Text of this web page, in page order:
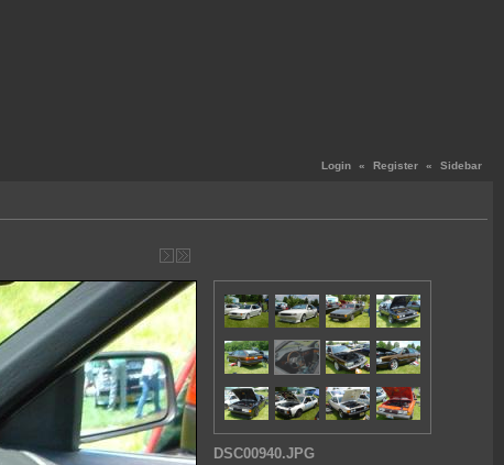
Login « Register « Sidebar
DSC00940.JPG